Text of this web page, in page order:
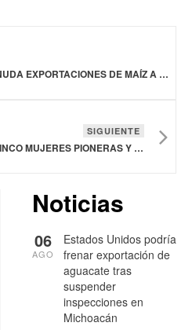
ESTADOS UNIDOS REANUDA EXPORTACIONES DE MAÍZ A RUSIA SUSPENDIDAS POR LA GUERRA EN UCRANIA
SIGUIENTE
HÄAGEN-DAZS CELEBRA A CINCO MUJERES PIONERAS Y REVELA LAS GANADORAS DE THE ROSE PROJECT
Noticias
Estados Unidos podría
frenar exportación de
aguacate tras
suspender
inspecciones en
Michoacán
06
AGO